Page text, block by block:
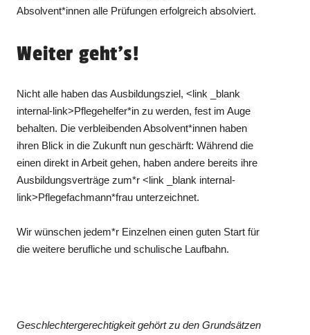
Absolvent*innen alle Prüfungen erfolgreich absolviert.
Weiter geht's!
Nicht alle haben das Ausbildungsziel, <link _blank
internal-link>Pflegehelfer*in zu werden, fest im Auge
behalten. Die verbleibenden Absolvent*innen haben
ihren Blick in die Zukunft nun geschärft: Während die
einen direkt in Arbeit gehen, haben andere bereits ihre
Ausbildungsverträge zum*r <link _blank internal-
link>Pflegefachmann*frau unterzeichnet.
Wir wünschen jedem*r Einzelnen einen guten Start für
die weitere berufliche und schulische Laufbahn.
Geschlechtergerechtigkeit gehört zu den Grundsätzen